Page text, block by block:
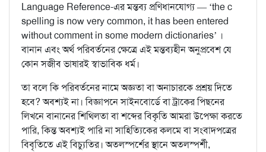
Language Reference-এর মন্তব্য প্রণিধানযোগ্য — ‘the c
spelling is now very common, it has been entered
without comment in some modern dictionaries’ ।
বানান এবং অর্থ পরিবর্তনের ক্ষেত্রে এই মন্তব্যহীন অনুপ্রবেশ যে
কোন সজীব ভাষারই স্বাভাবিক ধর্ম।
তা বলে কি পরিবর্তনের নামে অজ্ঞতা বা অনাচারকে প্রশ্রয় দিতে
হবে? অবশ্যই না। বিজ্ঞাপনে সাইনবোর্ডে বা ট্রাকের পিছনের
লিখনে বানানের শিথিলতা বা শব্দের বিকৃতি আমরা উপেক্ষা করতে
পারি, কিন্ত অবশ্যই পারি না সাহিত্যিকের কলমে বা সংবাদপত্রের
বিবৃতিতে এই বিচ্যুতির। অতলস্পর্শের স্থানে অতলস্পর্শী,